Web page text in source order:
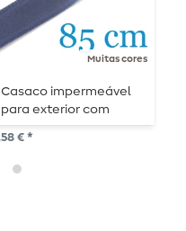
Muitas cores
Casaco impermeável
para exterior com
fecho de correr divisível
85 cm
€ *